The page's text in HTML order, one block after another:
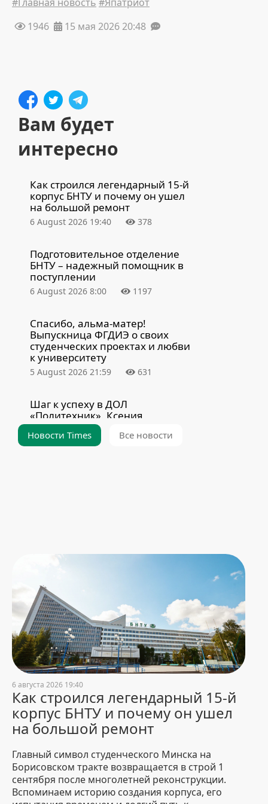
1946
15 мая 2026 20:48
Вам будет
интересно
Как строился легендарный 15-й
корпус БНТУ и почему он ушел
на большой ремонт
6 August 2026 19:40 378
Подготовительное отделение
БНТУ – надежный помощник в
поступлении
6 August 2026 8:00 1197
Спасибо, альма-матер!
Выпускница ФГДИЭ о своих
студенческих проектах и любви
к университету
5 August 2026 21:59 631
Шаг к успеху в ДОЛ
«Политехник». Ксения
Якушенко встретилась со
школьниками
Адаптация без стресса. Все, что
нужно знать новому студенту
4 August 2026 8:00
Окончательные итоги
приемной кампании – 2026
3 August 2026 21:39 5976
В БНТУ прошло заседание
приемной комиссии по
зачислению абитуриентов на
платную форму обучения
3 August 2026 20:21 3319
«Спустя 50 лет на встрече
впору вешать таблички с
именами». БНТУ посетили
выпускники 1976 года
Новости Times Все новости
6 августа 2026 19:40
Как строился легендарный 15-й
корпус БНТУ и почему он ушел
на большой ремонт
Главный символ студенческого Минска на
Борисовском тракте возвращается в строй 1
сентября после многолетней реконструкции.
Вспоминаем историю создания корпуса, его